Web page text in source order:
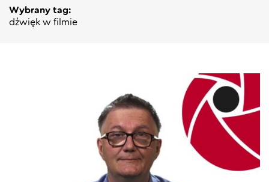
Wybrany tag:
dźwięk w filmie